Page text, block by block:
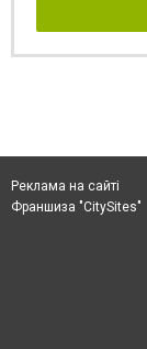
Реклама на сайті
Франшиза "CitySites"